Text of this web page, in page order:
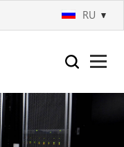
RU